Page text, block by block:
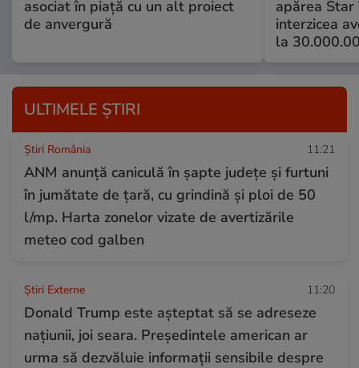
asociat în piață cu un alt proiect
de anvergură
apărea Star
interzicea
la
ULTIMELE ȘTIRI
Știri România 11:21
ANM anunță caniculă în șapte județe și furtuni
în jumătate de țară, cu grindină și ploi de 50
l/mp. Harta zonelor vizate de avertizările
meteo cod galben
Știri Externe 11:20
Donald Trump este așteptat să se adreseze
naţiunii, joi seara. Președintele american ar
urma să dezvăluie informații sensibile despre